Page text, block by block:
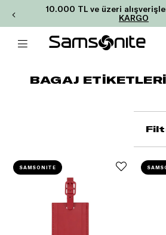
10.000 TL ve üzeri
KARGO
BAGAJ ETİKETLERİ
SAMSONITE